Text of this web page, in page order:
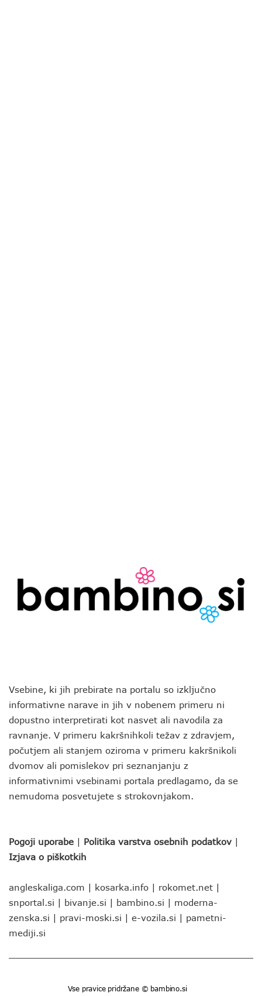
Vsebine, ki jih prebirate na portalu so izključno
informativne narave in jih v nobenem primeru ni
dopustno interpretirati kot nasvet ali navodila za
ravnanje. V primeru kakršnihkoli težav z zdravjem,
počutjem ali stanjem oziroma v primeru kakršnikoli
dvomov ali pomislekov pri seznanjanju z
informativnimi vsebinami portala predlagamo, da se
nemudoma posvetujete s strokovnjakom.
Pogoji uporabe | Politika varstva osebnih podatkov |
Izjava o piškotkih
angleskaliga.com | kosarka.info | rokomet.net |
snportal.si | bivanje.si | bambino.si | moderna-
zenska.si | pravi-moski.si | e-vozila.si | pametni-
mediji.si
Vse pravice pridržane © bambino.si